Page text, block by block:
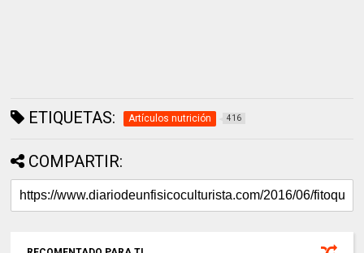
ETIQUETAS: Artículos nutrición 416
COMPARTIR: